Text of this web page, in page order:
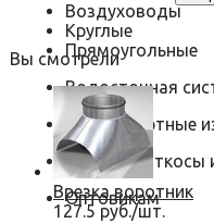
Вы смотрели
Врезка воротник
127.5 руб./шт.
Воздуховоды
Круглые
Прямоугольные
Водосточная
Нестандартные
Оконные откосы
Оптовикам